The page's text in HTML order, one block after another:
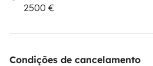
2500 €
Condições de cancelamento